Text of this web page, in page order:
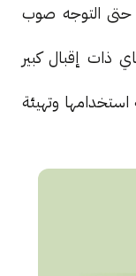
حتى التوجه صوب
ذات إقبال كبير
وتهيئة